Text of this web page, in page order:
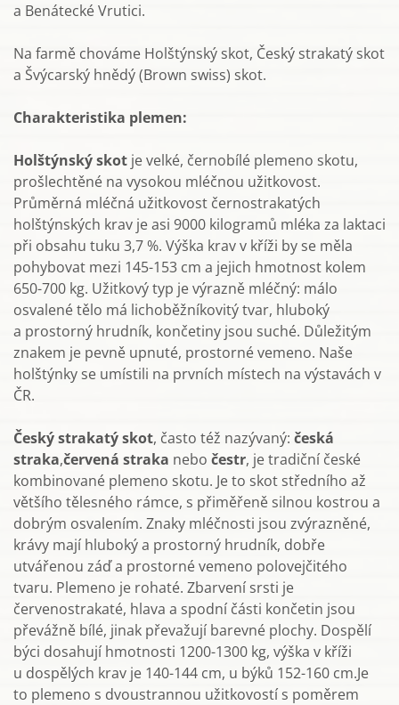
a Benátecké Vrutici.
Na farmě chováme Holštýnský skot, Český strakatý skot
a Švýcarský hnědý (Brown swiss) skot.
Charakteristika plemen:
Holštýnský skot je velké, černobílé plemeno skotu,
prošlechtěné na vysokou mléčnou užitkovost.
Průměrná mléčná užitkovost černostrakatých
holštýnských krav je asi 9000 kilogramů mléka za laktaci
při obsahu tuku 3,7 %. Výška krav v kříži by se měla
pohybovat mezi 145-153 cm a jejich hmotnost kolem
650-700 kg. Užitkový typ je výrazně mléčný: málo
osvalené tělo má lichoběžníkovitý tvar, hluboký
a prostorný hrudník, končetiny jsou suché. Důležitým
znakem je pevně upnuté, prostorné vemeno. Naše
holštýnky se umístili na prvních místech na výstavách v
ČR.
Český strakatý skot, často též nazývaný: česká
straka,červená straka nebo čestr, je tradiční české
kombinované plemeno skotu. Je to skot středního až
většího tělesného rámce, s přiměřeně silnou kostrou a
dobrým osvalením. Znaky mléčnosti jsou zvýrazněné,
krávy mají hluboký a prostorný hrudník, dobře
utvářenou záď a prostorné vemeno polovejčitého
tvaru. Plemeno je rohaté. Zbarvení srsti je
červenostrakaté, hlava a spodní části končetin jsou
převážně bílé, jinak převažují barevné plochy. Dospělí
býci dosahují hmotnosti 1200-1300 kg, výška v kříži
u dospělých krav je 140-144 cm, u býků 152-160 cm.Je
to plemeno s dvoustrannou užitkovostí s poměrem